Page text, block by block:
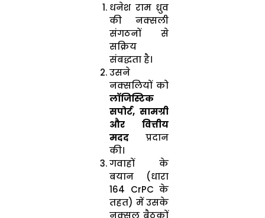
धनेश राम ध्रुव
की नक्सली
संगठनों से
सक्रिय
संबद्धता है।
उसने
नक्सलियों को
लॉजिस्टिक
सपोर्ट, सामग्री
और वित्तीय
मदद प्रदान
की।
गवाहों के
बयान (धारा
164 CrPC के
तहत) में उसके
नक्सल बैठकों